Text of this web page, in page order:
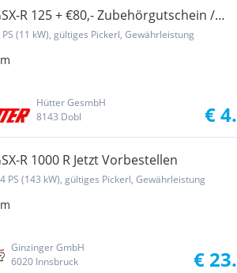
R 125 + €80,- Zubehörgutschein /
(11 kW), gültiges Pickerl, Gewährleistung
Hütter GesmbH
8143 Dobl
€
R 1000 R Jetzt Vorbestellen
PS (143 kW), gültiges Pickerl, Gewährleistung
Ginzinger GmbH
6020 Innsbruck
€